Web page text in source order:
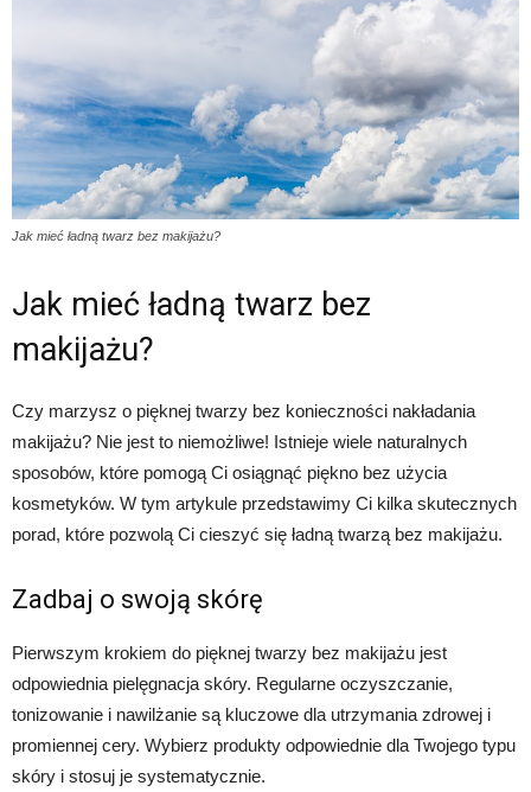
Jak mieć ładną twarz bez makijażu?
Jak mieć ładną twarz bez
makijażu?
Czy marzysz o pięknej twarzy bez konieczności nakładania
makijażu? Nie jest to niemożliwe! Istnieje wiele naturalnych
sposobów, które pomogą Ci osiągnąć piękno bez użycia
kosmetyków. W tym artykule przedstawimy Ci kilka skutecznych
porad, które pozwolą Ci cieszyć się ładną twarzą bez makijażu.
Zadbaj o swoją skórę
Pierwszym krokiem do pięknej twarzy bez makijażu jest
odpowiednia pielęgnacja skóry. Regularne oczyszczanie,
tonizowanie i nawilżanie są kluczowe dla utrzymania zdrowej i
promiennej cery. Wybierz produkty odpowiednie dla Twojego typu
skóry i stosuj je systematycznie.